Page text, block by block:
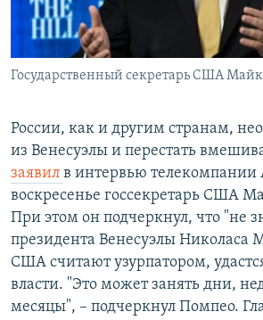
Государственный секретарь США
России, как и другим странам,
из Венесуэлы и перестать
заявил в интервью телекомпании
воскресенье госсекретарь США
При этом он подчеркнул, что "не
президента Венесуэлы Николаса
США считают узурпатором,
власти. "Это может занять дни,
месяцы", – подчеркнул Помпео.